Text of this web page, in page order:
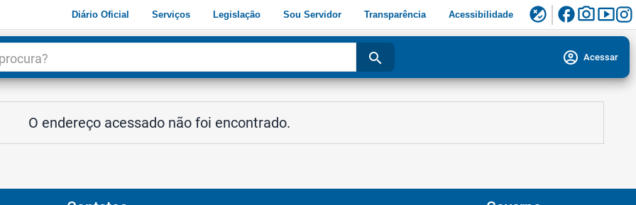
Diário Oficial Serviços Legislação Sou Servidor Transparência Acessibilidade flaky facebookphoto_camerasmart_display
search account_circle Acessar
O endereço acessado não foi encontrado.